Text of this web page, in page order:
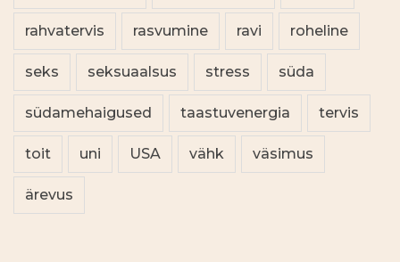
rahvatervis rasvumine ravi roheline
seks seksuaalsus stress süda
südamehaigused taastuvenergia tervis
toit uni USA vähk väsimus
ärevus